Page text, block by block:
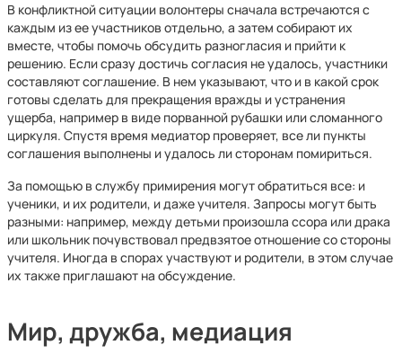
В конфликтной ситуации волонтеры сначала встречаются с
каждым из ее участников отдельно, а затем собирают их
вместе, чтобы помочь обсудить разногласия и прийти к
решению. Если сразу достичь согласия не удалось, участники
составляют соглашение. В нем указывают, что и в какой срок
готовы сделать для прекращения вражды и устранения
ущерба, например в виде порванной рубашки или сломанного
циркуля. Спустя время медиатор проверяет, все ли пункты
соглашения выполнены и удалось ли сторонам помириться.
За помощью в службу примирения могут обратиться все: и
ученики, и их родители, и даже учителя. Запросы могут быть
разными: например, между детьми произошла ссора или драка
или школьник почувствовал предвзятое отношение со стороны
учителя. Иногда в спорах участвуют и родители, в этом случае
их также приглашают на обсуждение.
Мир, дружба, медиация